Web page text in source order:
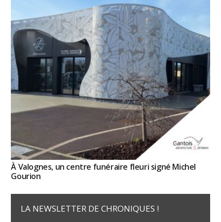
À Valognes, un centre funéraire fleuri signé Michel
Gourion
LA NEWSLETTER DE CHRONIQUES !